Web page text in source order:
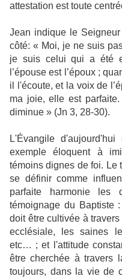
attestation est toute
Jean indique le
côté: « Moi, je ne suis
je suis celui qui a été
l’épouse est l’époux ;
il l'écoute, et la voix de
ma joie, elle est
diminue » (Jn 3, 28-30).
L'Évangile
exemple éloquent à
témoins dignes de foi. Le
se définir comme
parfaite harmonie les
témoignage du Baptiste
doit être cultivée à
ecclésiale, les saines
etc… ; et l'attitude
être cherchée à travers
toujours, dans la vie de